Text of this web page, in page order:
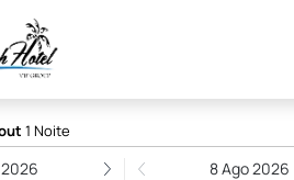
Hotel
1 Noite
8 Ago 2026